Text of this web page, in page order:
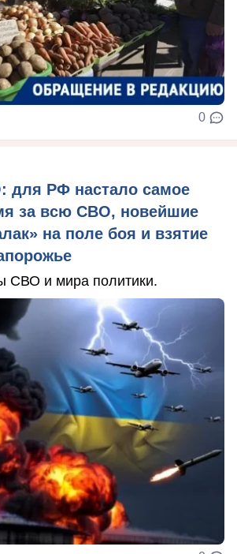
0
для РФ настало самое
за всю СВО, новейшие
на поле боя и взятие
СВО и мира политики.